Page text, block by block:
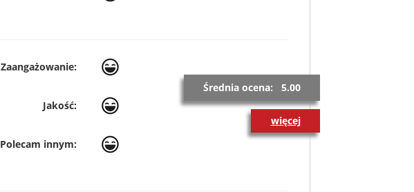
Średnia ocena: 5.00
więcej
Zaangażowanie:
Jakość:
Polecam innym: